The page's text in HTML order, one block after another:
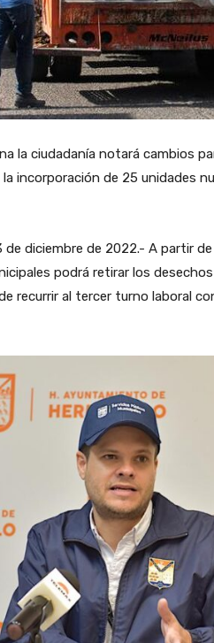
la ciudadanía notará cambios
incorporación de 25 unidades
de diciembre de 2022.- A partir
podrá retirar los
recurrir al tercer turno laboral